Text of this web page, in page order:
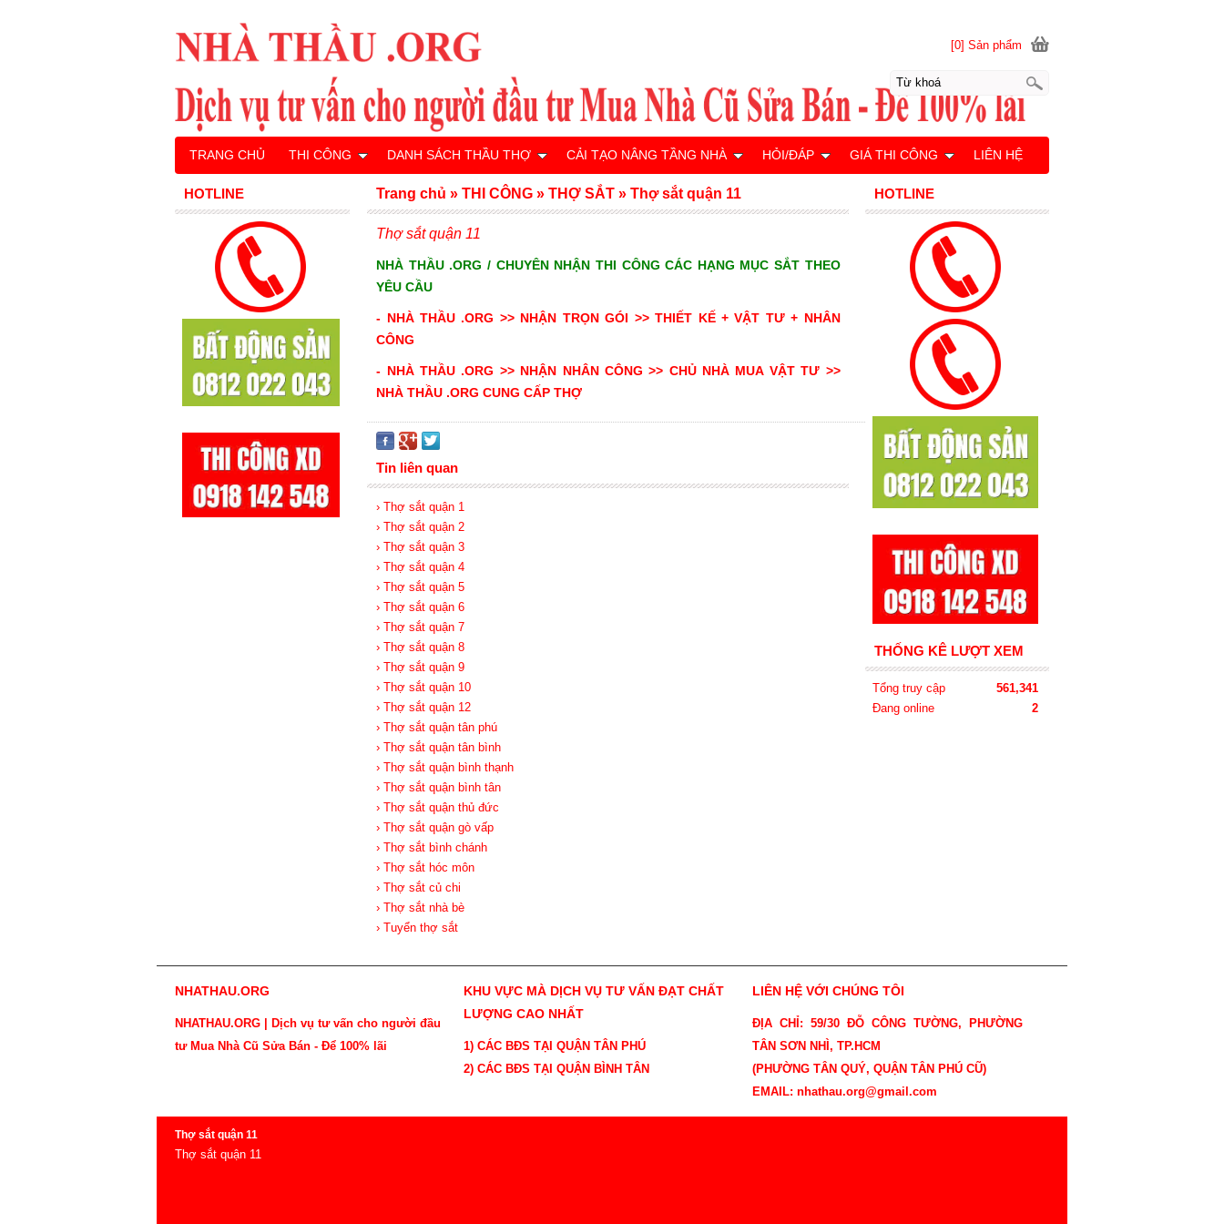
Thợ sắt quận 11
Thợ sắt quận 11
Thợ sắt quận 11
NHÀ THẦU .ORG / CHUYÊN NHẬN THI CÔNG CÁC HẠNG MỤC SẮT THEO
YÊU CẦU
- NHÀ THẦU .ORG >> NHẬN TRỌN GÓI >> THIẾT KẾ + VẬT TƯ + NHÂN
CÔNG
- NHÀ THẦU .ORG >> NHẬN NHÂN CÔNG >> CHỦ NHÀ MUA VẬT TƯ >>
NHÀ THẦU .ORG CUNG CẤP THỢ
Tin liên quan
› Thợ sắt quận 1
› Thợ sắt quận 2
› Thợ sắt quận 3
› Thợ sắt quận 4
› Thợ sắt quận 5
› Thợ sắt quận 6
› Thợ sắt quận 7
› Thợ sắt quận 8
› Thợ sắt quận 9
› Thợ sắt quận 10
› Thợ sắt quận 12
› Thợ sắt quận tân phú
› Thợ sắt quận tân bình
› Thợ sắt quận bình thạnh
› Thợ sắt quận bình tân
› Thợ sắt quận thủ đức
› Thợ sắt quận gò vấp
› Thợ sắt bình chánh
› Thợ sắt hóc môn
› Thợ sắt củ chi
› Thợ sắt nhà bè
› Tuyển thợ sắt
Trang chủ »THI CÔNG »THỢ SẮT »Thợ sắt quận 11 HOTLINE
THỐNG KÊ LƯỢT XEM
Tổng truy cập
561,341
Đang online
2
HOTLINE
[0] Sản phẩm
TRANG CHỦ THI CÔNG DANH SÁCH THẦU THỢ CẢI TẠO NÂNG TẦNG NHÀ HỎI/ĐÁP GIÁ THI CÔNG LIÊN HỆ
NHATHAU.ORG
NHATHAU.ORG | Dịch vụ tư vấn cho người đầu
tư Mua Nhà Cũ Sửa Bán - Để 100% lãi
KHU VỰC MÀ DỊCH VỤ TƯ VẤN ĐẠT CHẤT
LƯỢNG CAO NHẤT
1) CÁC BĐS TẠI QUẬN TÂN PHÚ
2) CÁC BĐS TẠI QUẬN BÌNH TÂN
LIÊN HỆ VỚI CHÚNG TÔI
ĐỊA CHỈ: 59/30 ĐỖ CÔNG TƯỜNG, PHƯỜNG
TÂN SƠN NHÌ, TP.HCM
(PHƯỜNG TÂN QUÝ, QUẬN TÂN PHÚ CŨ)
EMAIL: nhathau.org@gmail.com